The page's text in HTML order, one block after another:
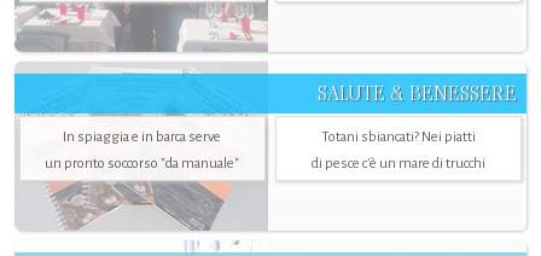
SALUTE & BENESSERE
In spiaggia e in barca serve
un pronto soccorso "da manuale"
Totani sbiancati? Nei piatti
di pesce c'è un mare di trucchi